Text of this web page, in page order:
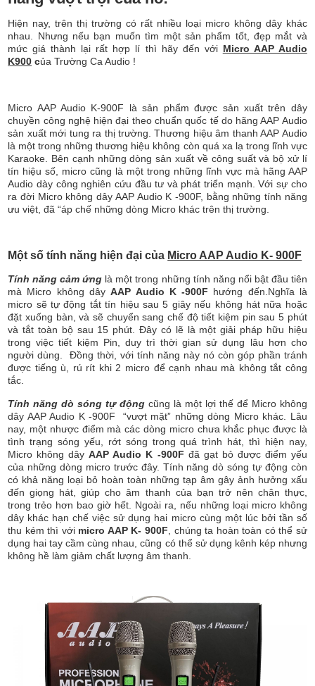
Hiện nay, trên thị trường có rất nhiều loại micro không dây khác
nhau. Nhưng nếu bạn muốn tìm một sản phẩm tốt, đẹp mắt và
mức giá thành lại rất hợp lí thì hãy đến với Micro AAP Audio
K900 của Trường Ca Audio !
Micro AAP Audio K-900F là sản phẩm được sản xuất trên dây
chuyền công nghệ hiện đại theo chuẩn quốc tế do hãng AAP Audio
sản xuất mới tung ra thị trường. Thương hiệu âm thanh AAP Audio
là một trong những thương hiệu không còn quá xa lạ trong lĩnh vực
Karaoke. Bên cạnh những dòng sản xuất về công suất và bộ xử lí
tín hiệu số, micro cũng là một trong những lĩnh vực mà hãng AAP
Audio dày công nghiên cứu đầu tư và phát triển mạnh. Với sự cho
ra đời Micro không dây AAP Audio K -900F, bằng những tính năng
ưu việt, đã “áp chế những dòng Micro khác trên thị trường.
Một số tính năng hiện đại của Micro AAP Audio K- 900F
Tính năng cảm ứng là một trong những tính năng nổi bật đầu tiên
mà Micro không dâyAAP Audio K -900F hướng đến.Nghĩa là
micro sẽ tự động tắt tín hiệu sau 5 giây nếu không hát nữa hoặc
đặt xuống bàn, và sẽ chuyển sang chế độ tiết kiệm pin sau 5 phút
và tắt toàn bộ sau 15 phút. Đây có lẽ là một giải pháp hữu hiệu
trong việc tiết kiệm Pin, duy trì thời gian sử dụng lâu hơn cho
người dùng. Đồng thời, với tính năng này nó còn góp phần tránh
được tiếng ù, rú rít khi 2 micro để cạnh nhau mà không tắt công
tắc.
Tính năng dò sóng tự động cũng là một lợi thế để Micro không
dây AAP Audio K -900F “vượt mặt” những dòng Micro khác. Lâu
nay, một nhược điểm mà các dòng micro chưa khắc phục được là
tình trạng sóng yếu, rớt sóng trong quá trình hát, thì hiện nay,
Micro không dâyAAP Audio K -900F đã gạt bỏ được điểm yếu
của những dòng micro trước đây. Tính năng dò sóng tự động còn
có khả năng loại bỏ hoàn toàn những tạp âm gây ảnh hưởng xấu
đến giọng hát, giúp cho âm thanh của bạn trở nên chân thực,
trong trẻo hơn bao giờ hết. Ngoài ra, nếu những loại micro không
dây khác hạn chế việc sử dụng hai micro cùng một lúc bởi tần số
thu kém thì với micro AAP K- 900F, chúng ta hoàn toàn có thể sử
dụng hai tay cầm cùng nhau, cũng có thể sử dụng kênh kép nhưng
không hề làm giảm chất lượng âm thanh.